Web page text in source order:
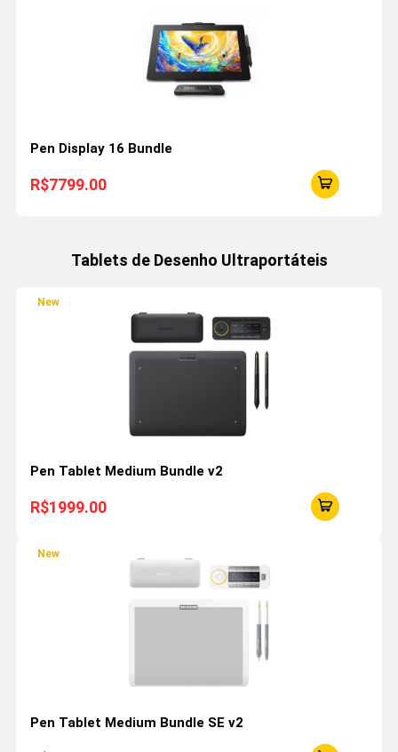
Pen Display 16 Bundle
R$7799.00
Tablets de Desenho Ultraportáteis
New
Pen Tablet Medium Bundle v2
R$1999.00
New
Pen Tablet Medium Bundle SE v2